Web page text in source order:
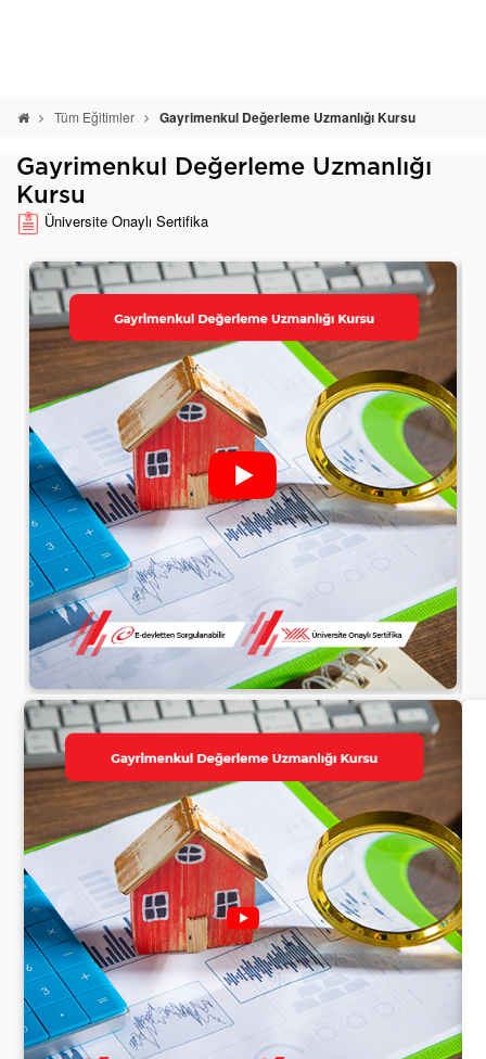
Tüm Eğitimler Gayrimenkul Değerleme Uzmanlığı Kursu
Gayrimenkul Değerleme Uzmanlığı
Kursu
Üniversite Onaylı Sertifika